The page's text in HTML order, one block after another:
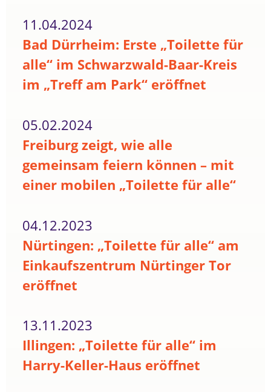
11.04.2024
Bad Dürrheim: Erste „Toilette für
alle“ im Schwarzwald-Baar-Kreis
im „Treff am Park“ eröffnet
05.02.2024
Freiburg zeigt, wie alle
gemeinsam feiern können – mit
einer mobilen „Toilette für alle“
04.12.2023
Nürtingen: „Toilette für alle“ am
Einkaufszentrum Nürtinger Tor
eröffnet
13.11.2023
Illingen: „Toilette für alle“ im
Harry-Keller-Haus eröffnet